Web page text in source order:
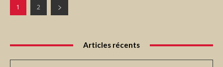
1 2
Articles récents